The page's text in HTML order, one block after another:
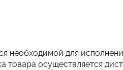
необходимой для
осуществляется